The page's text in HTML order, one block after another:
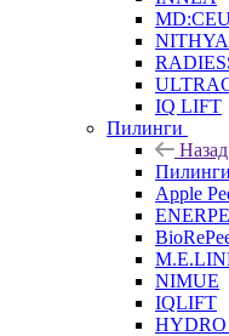
NITHYA
IQ LIFT
Пилинги
Назад
Пилинги
Apple
NIMUE
IQLIFT
HYDRO